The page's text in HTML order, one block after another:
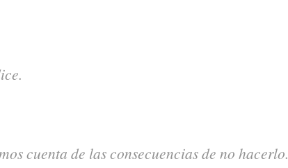
cuenta de las consecuencias de no hacerlo.